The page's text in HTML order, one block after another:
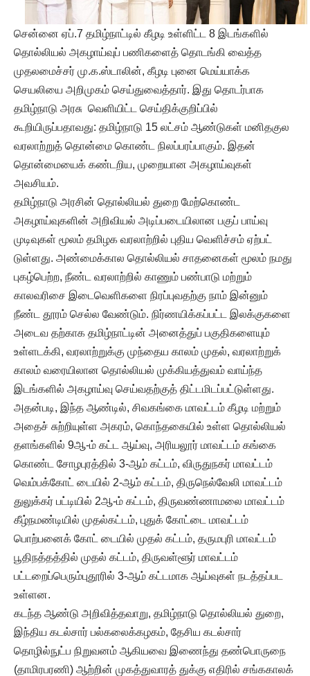
சென்னை ஏப்.7 தமிழ்நாட்டில் கீழடி உள்ளிட்ட 8 இடங்களில்
தொல்லியல் அகழாய்வுப் பணிகளைத் தொடங்கி வைத்த
முதலமைச்சர் மு.க.ஸ்டாலின், கீழடி புனை மெய்யாக்க
செயலியை அறிமுகம் செய்துவைத்தார். இது தொடர்பாக
தமிழ்நாடு அரசு வெளியிட்ட செய்திக்குறிப்பில்
கூறியிருப்பதாவது: தமிழ்நாடு 15 லட்சம் ஆண்டுகள் மனிதகுல
வரலாற்றுத் தொன்மை கொண்ட நிலப்பரப்பாகும். இதன்
தொன்மையைக் கண்டறிய, முறையான அகழாய்வுகள்
அவசியம்.
தமிழ்நாடு அரசின் தொல்லியல் துறை மேற்கொண்ட
அகழாய்வுகளின் அறிவியல் அடிப்படையிலான பகுப் பாய்வு
முடிவுகள் மூலம் தமிழக வரலாற்றில் புதிய வெளிச்சம் ஏற்பட்
டுள்ளது. அண்மைக்கால தொல்லியல் சாதனைகள் மூலம் நமது
புகழ்பெற்ற, நீண்ட வரலாற்றில் காணும் பண்பாடு மற்றும்
காலவரிசை இடைவெளிகளை நிரப்புவதற்கு நாம் இன்னும்
நீண்ட தூரம் செல்ல வேண்டும். நிர்ணயிக்கப்பட்ட இலக்குகளை
அடைவ தற்காக தமிழ்நாட்டின் அனைத்துப் பகுதிகளையும்
உள்ளடக்கி, வரலாற்றுக்கு முந்தைய காலம் முதல், வரலாற்றுக்
காலம் வரையிலான தொல்லியல் முக்கியத்துவம் வாய்ந்த
இடங்களில் அகழாய்வு செய்வதற்குத் திட்டமிடப்பட்டுள்ளது.
அதன்படி, இந்த ஆண்டில், சிவகங்கை மாவட்டம் கீழடி மற்றும்
அதைச் சுற்றியுள்ள அகரம், கொந்தகையில் உள்ள தொல்லியல்
தளங்களில் 9ஆ-ம் கட்ட ஆய்வு, அரியலூர் மாவட்டம் கங்கை
கொண்ட சோழபுரத்தில் 3-ஆம் கட்டம், விருதுநகர் மாவட்டம்
வெம்பக்கோட் டையில் 2-ஆம் கட்டம், திருநெல்வேலி மாவட்டம்
துலுக்கர் பட்டியில் 2ஆ-ம் கட்டம், திருவண்ணாமலை மாவட்டம்
கீழ்நமண்டியில் முதல்கட்டம், புதுக் கோட்டை மாவட்டம்
பொற்பனைக் கோட் டையில் முதல் கட்டம், தருமபுரி மாவட்டம்
பூதிநத்தத்தில் முதல் கட்டம், திருவள்ளூர் மாவட்டம்
பட்டறைப்பெரும்புதூரில் 3-ஆம் கட்டமாக ஆய்வுகள் நடத்தப்பட
உள்ளன.
கடந்த ஆண்டு அறிவித்தவாறு, தமிழ்நாடு தொல்லியல் துறை,
இந்திய கடல்சார் பல்கலைக்கழகம், தேசிய கடல்சார்
தொழில்நுட்ப நிறுவனம் ஆகியவை இணைந்து தண்பொருநை
(தாமிரபரணி) ஆற்றின் முகத்துவாரத் துக்கு எதிரில் சங்ககாலக்